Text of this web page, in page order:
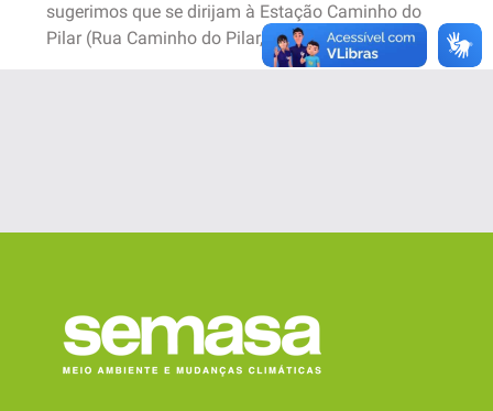
sugerimos que se dirijam à Estação Caminho do
Pilar (Rua Caminho do Pilar, 1541)